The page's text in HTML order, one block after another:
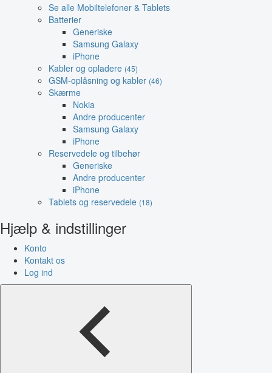
Se alle Mobiltelefoner & Tablets
Batterier
Generiske
Samsung Galaxy
iPhone
Kabler og opladere (45)
GSM-oplåsning og kabler (46)
Skærme
Nokia
Andre producenter
Samsung Galaxy
iPhone
Reservedele og tilbehør
Generiske
Andre producenter
iPhone
Tablets og reservedele (18)
Hjælp & indstillinger
Konto
Kontakt os
Log ind